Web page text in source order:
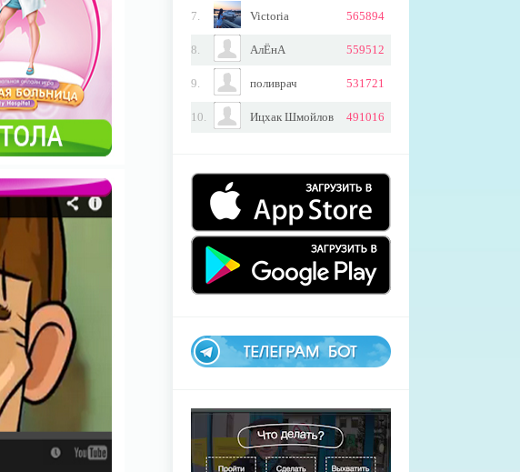
7. Victoriа 565894
8. АлЁнA 559512
9. поливрач 531721
10. Ицхак Шмойлов 491016